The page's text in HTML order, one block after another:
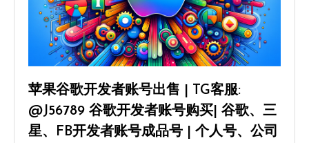
苹果谷歌开发者账号出售 | TG客服:
@J56789 谷歌开发者账号购买| 谷歌、三
星、FB开发者账号成品号 | 个人号、公司